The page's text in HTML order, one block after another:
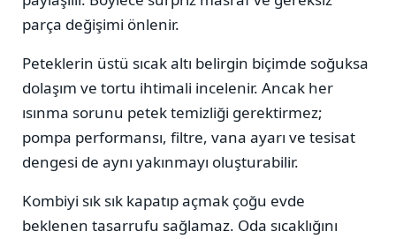
parça değişimi önlenir.
Peteklerin üstü sıcak altı belirgin biçimde soğuksa
dolaşım ve tortu ihtimali incelenir. Ancak her
ısınma sorunu petek temizliği gerektirmez;
pompa performansı, filtre, vana ayarı ve tesisat
dengesi de aynı yakınmayı oluşturabilir.
Kombiyi sık sık kapatıp açmak çoğu evde
beklenen tasarrufu sağlamaz. Oda sıcaklığını